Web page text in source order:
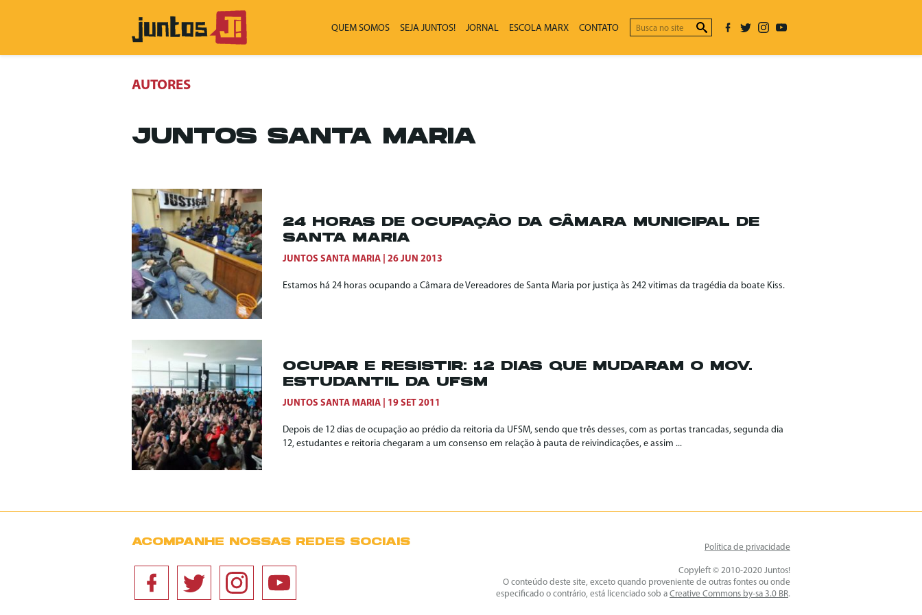
QUEM SOMOS SEJA JUNTOS! JORNAL ESCOLA MARX CONTATO
AUTORES
JUNTOS SANTA MARIA
24 HORAS DE OCUPAÇÃO DA CÂMARA MUNICIPAL DE
SANTA MARIA
JUNTOS SANTA MARIA 26 JUN 2013
Estamos há 24 horas ocupando a Câmara de Vereadores de Santa Maria por justiça às 242 vitimas da tragédia da boate Kiss.
OCUPAR E RESISTIR: 12 DIAS QUE MUDARAM O MOV.
ESTUDANTIL DA UFSM
JUNTOS SANTA MARIA 19 SET 2011
Depois de 12 dias de ocupação ao prédio da reitoria da UFSM, sendo que três desses, com as portas trancadas, segunda dia
12, estudantes e reitoria chegaram a um consenso em relação à pauta de reivindicações, e assim ...
ACOMPANHE NOSSAS REDES SOCIAIS Política de privacidade
Copyleft © 2010-2020 Juntos!
O conteúdo deste site, exceto quando proveniente de outras fontes ou onde
especificado o contrário, está licenciado sob a Creative Commons by-sa 3.0 BR.